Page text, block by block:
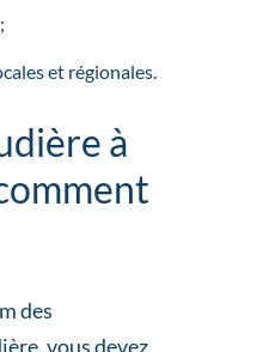
et régionales.
à
des
vous devez